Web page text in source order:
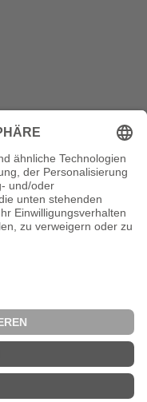
e. V. (BSVI). Diese vertritt in 14